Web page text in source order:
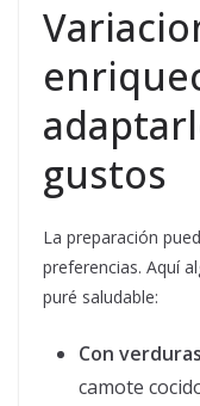
gustos
La preparación
preferencias. Aquí
puré saludable:
Con
camote